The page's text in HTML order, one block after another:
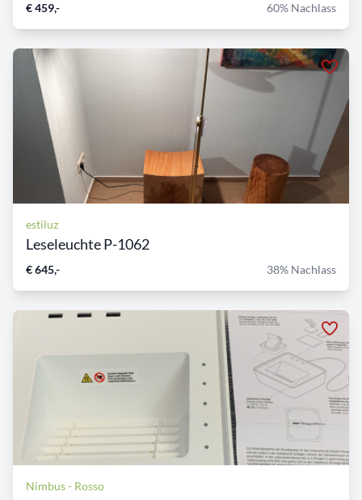
€ 459,- 60% Nachlass
estiluz
Leseleuchte P-1062
€ 645,- 38% Nachlass
Nimbus - Rosso